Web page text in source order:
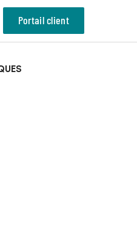
Portail client